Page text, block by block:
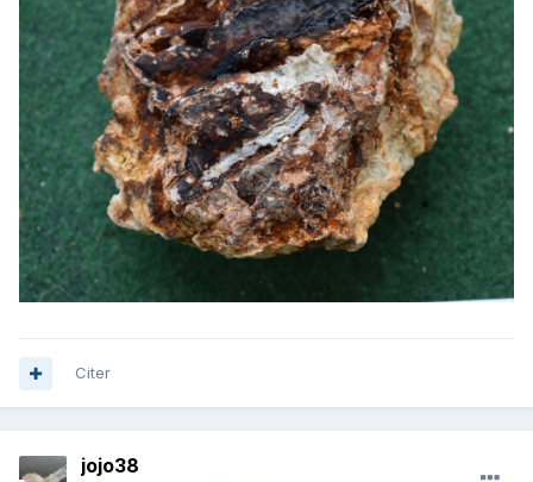
Citer
jojo38